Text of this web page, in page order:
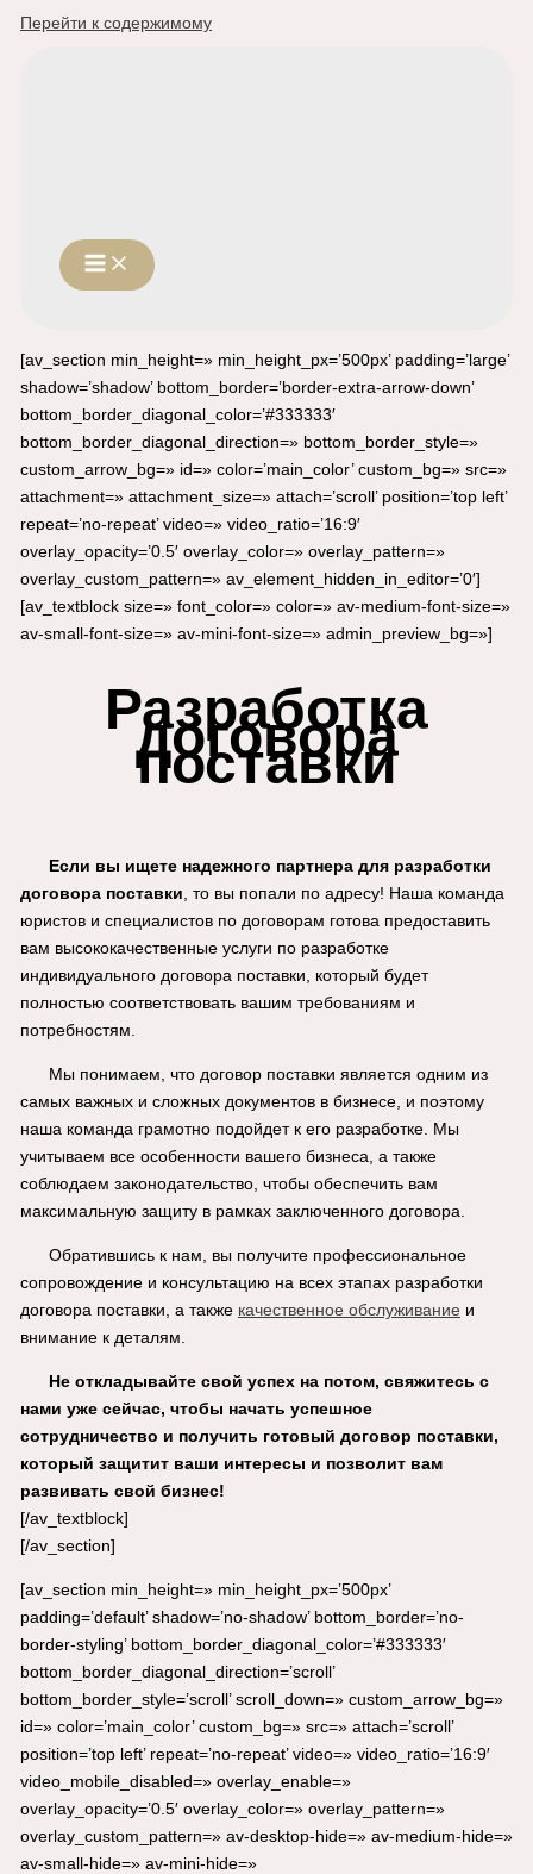
Перейти к содержимому
[av_section min_height=» min_height_px=’500px’ padding=’large’
shadow=’shadow’ bottom_border=’border-extra-arrow-down’
bottom_border_diagonal_color=’#333333′
bottom_border_diagonal_direction=» bottom_border_style=»
custom_arrow_bg=» id=» color=’main_color’ custom_bg=» src=»
attachment=» attachment_size=» attach=’scroll’ position=’top left’
repeat=’no-repeat’ video=» video_ratio=’16:9′
overlay_opacity=’0.5′ overlay_color=» overlay_pattern=»
overlay_custom_pattern=» av_element_hidden_in_editor=’0′]
[av_textblock size=» font_color=» color=» av-medium-font-size=»
av-small-font-size=» av-mini-font-size=» admin_preview_bg=»]
Разработка
договора
поставки
Если вы ищете надежного партнера для разработки
договора поставки , то вы попали по адресу! Наша команда
юристов и специалистов по договорам готова предоставить
вам высококачественные услуги по разработке
индивидуального договора поставки, который будет
полностью соответствовать вашим требованиям и
потребностям.
Мы понимаем, что договор поставки является одним из
самых важных и сложных документов в бизнесе, и поэтому
наша команда грамотно подойдет к его разработке. Мы
учитываем все особенности вашего бизнеса, а также
соблюдаем законодательство, чтобы обеспечить вам
максимальную защиту в рамках заключенного договора.
Обратившись к нам, вы получите профессиональное
сопровождение и консультацию на всех этапах разработки
договора поставки, а также качественное обслуживание и
внимание к деталям.
Не откладывайте свой успех на потом, свяжитесь с
нами уже сейчас, чтобы начать успешное
сотрудничество и получить готовый договор поставки,
который защитит ваши интересы и позволит вам
развивать свой бизнес!
[/av_textblock]
[/av_section]
[av_section min_height=» min_height_px=’500px’
padding=’default’ shadow=’no-shadow’ bottom_border=’no-
border-styling’ bottom_border_diagonal_color=’#333333′
bottom_border_diagonal_direction=’scroll’
bottom_border_style=’scroll’ scroll_down=» custom_arrow_bg=»
id=» color=’main_color’ custom_bg=» src=» attach=’scroll’
position=’top left’ repeat=’no-repeat’ video=» video_ratio=’16:9′
video_mobile_disabled=» overlay_enable=»
overlay_opacity=’0.5′ overlay_color=» overlay_pattern=»
overlay_custom_pattern=» av-desktop-hide=» av-medium-hide=»
av-small-hide=» av-mini-hide=»